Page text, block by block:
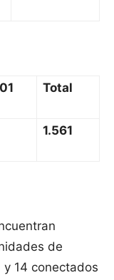
Total
1.561
de
y 14 conectados